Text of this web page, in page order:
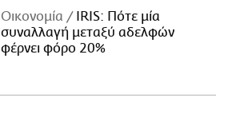
Οικονομία
IRIS: Πότε μία
συναλλαγή μεταξύ αδελφών
φέρνει φόρο 20%